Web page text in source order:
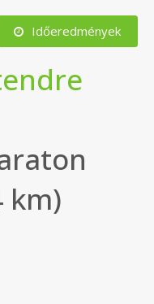
Időeredmények
km)